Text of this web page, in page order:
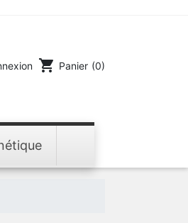
shopping_cart Panier (0)